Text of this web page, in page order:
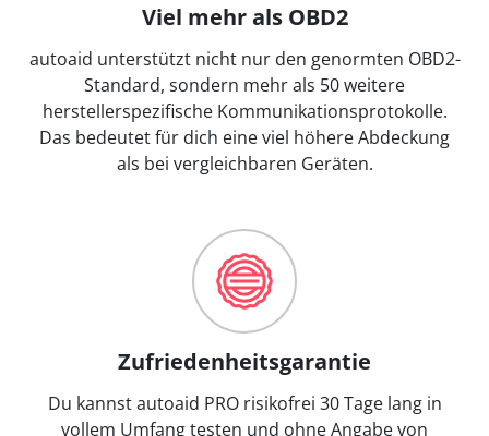
Viel mehr als OBD2
autoaid unterstützt nicht nur den genormten OBD2-
Standard, sondern mehr als 50 weitere
herstellerspezifische Kommunikationsprotokolle.
Das bedeutet für dich eine viel höhere Abdeckung
als bei vergleichbaren Geräten.
Zufriedenheitsgarantie
Du kannst autoaid PRO risikofrei 30 Tage lang in
vollem Umfang testen und ohne Angabe von